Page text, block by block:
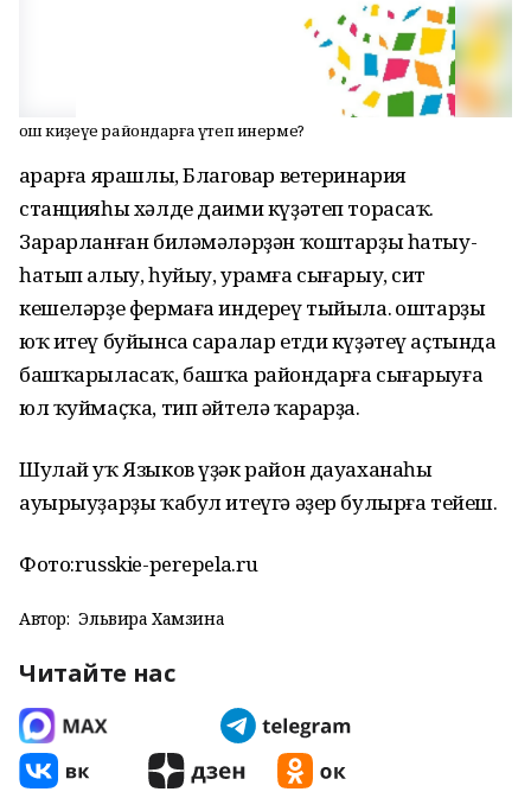
Ҡош киҙеүе райондарға үтеп инерме?
Ҡарарға ярашлы, Благовар ветеринария
станцияһы хәлде даими күҙәтеп торасаҡ.
Зарарланған биләмәләрҙән ҡоштарҙы һатыу-
һатып алыу, һуйыу, урамға сығарыу, сит
кешеләрҙе фермаға индереү тыйыла. Ҡоштарҙы
юҡ итеү буйынса саралар етди күҙәтеү аҫтында
башҡарыласаҡ, башҡа райондарға сығарыуға
юл ҡуймаҫҡа, тип әйтелә ҡарарҙа.
Шулай уҡ Языков үҙәк район дауаханаһы
ауырыуҙарҙы ҡабул итеүгә әҙер булырға тейеш.
Фото:russkie-perepela.ru
Автор: Эльвира Хамзина
Читайте нас